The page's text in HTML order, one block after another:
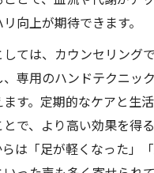
向上が期待できます。
ては、カウンセリング
専用のハンドテクニッ
す。定期的なケアと生
で、より高い効果を得
は「足が軽くなった」